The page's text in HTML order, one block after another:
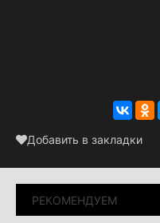
Добавить в закладки
РЕКОМЕНДУЕМ